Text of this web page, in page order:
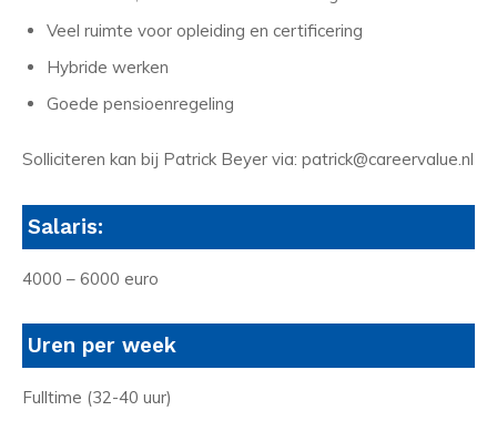
Veel ruimte voor opleiding en certificering
Hybride werken
Goede pensioenregeling
Solliciteren kan bij Patrick Beyer via: patrick@careervalue.nl
Salaris:
4000 – 6000 euro
Uren per week
Fulltime (32-40 uur)